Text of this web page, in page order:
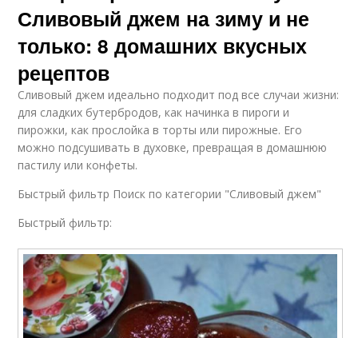
Сливовый джем на зиму и не
только: 8 домашних вкусных
рецептов
Сливовый джем идеально подходит под все случаи жизни:
для сладких бутербродов, как начинка в пироги и
пирожки, как прослойка в торты или пирожные. Его
можно подсушивать в духовке, превращая в домашнюю
пастилу или конфеты.
Быстрый фильтр Поиск по категории "Сливовый джем"
Быстрый фильтр: